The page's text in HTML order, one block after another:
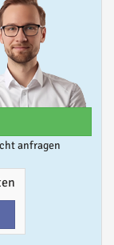
anfragen